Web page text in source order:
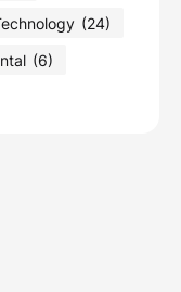
(24)
(6)